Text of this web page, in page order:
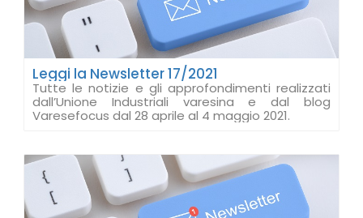
Leggi la Newsletter 17/2021
Tutte le notizie e gli approfondimenti realizzati
dall’Unione Industriali varesina e dal blog
Varesefocus dal 28 aprile al 4 maggio 2021.